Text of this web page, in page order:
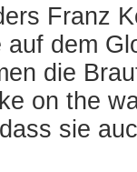
Franz
dem
die
on the
sie